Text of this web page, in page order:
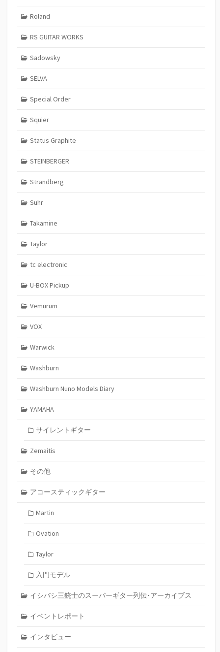
Roland
RS GUITAR WORKS
Sadowsky
SELVA
Special Order
Squier
Status Graphite
STEINBERGER
Strandberg
Suhr
Takamine
Taylor
tc electronic
U-BOX Pickup
Vemurum
VOX
Warwick
Washburn
Washburn Nuno Models Diary
YAMAHA
サイレントギター
Zemaitis
その他
アコースティックギター
Martin
Ovation
Taylor
入門モデル
イシバシ三銃士のスーパーギター列伝･アーカイブス
イベントレポート
インタビュー